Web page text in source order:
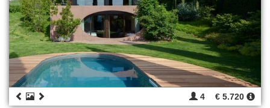
4 € 5.720